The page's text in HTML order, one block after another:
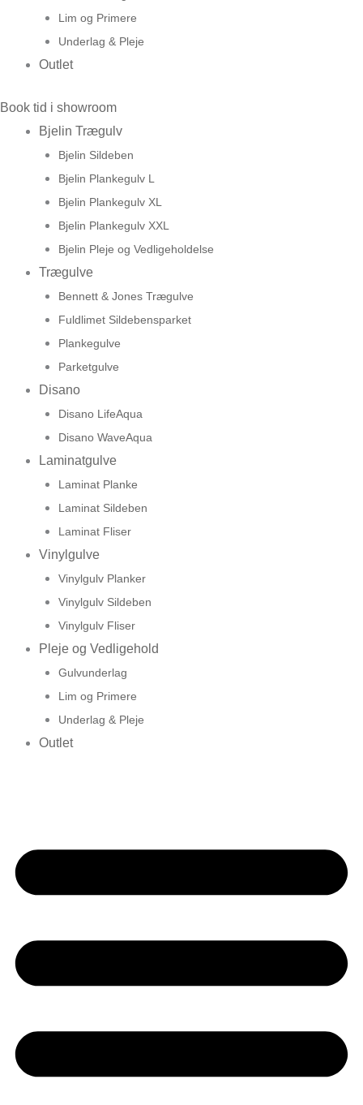
Lim og Primere
Underlag & Pleje
Outlet
Book tid i showroom
Bjelin Trægulv
Bjelin Sildeben
Bjelin Plankegulv L
Bjelin Plankegulv XL
Bjelin Plankegulv XXL
Bjelin Pleje og Vedligeholdelse
Trægulve
Bennett & Jones Trægulve
Fuldlimet Sildebensparket
Plankegulve
Parketgulve
Disano
Disano LifeAqua
Disano WaveAqua
Laminatgulve
Laminat Planke
Laminat Sildeben
Laminat Fliser
Vinylgulve
Vinylgulv Planker
Vinylgulv Sildeben
Vinylgulv Fliser
Pleje og Vedligehold
Gulvunderlag
Lim og Primere
Underlag & Pleje
Outlet